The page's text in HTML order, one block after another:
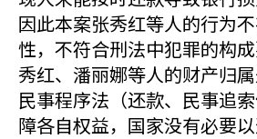
因此本案张秀红等人的行为
性，不符合刑法中犯罪的构
秀红、潘丽娜等人的财产归
民事程序法（还款、民事追
障各自权益，国家没有必要以